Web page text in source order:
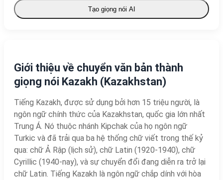
Tạo giọng nói AI
Giới thiệu về chuyển văn bản thành
giọng nói Kazakh (Kazakhstan)
Tiếng Kazakh, được sử dụng bởi hơn 15 triệu người, là
ngôn ngữ chính thức của Kazakhstan, quốc gia lớn nhất
Trung Á. Nó thuộc nhánh Kipchak của họ ngôn ngữ
Turkic và đã trải qua ba hệ thống chữ viết trong thế kỷ
qua: chữ Ả Rập (lịch sử), chữ Latin (1920-1940), chữ
Cyrillic (1940-nay), và sự chuyển đổi đang diễn ra trở lại
chữ Latin. Tiếng Kazakh là ngôn ngữ chắp dính với hòa